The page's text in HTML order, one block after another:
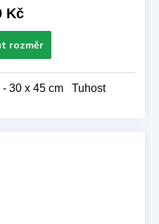
Kč
- 30 x 45 cm Tuhost